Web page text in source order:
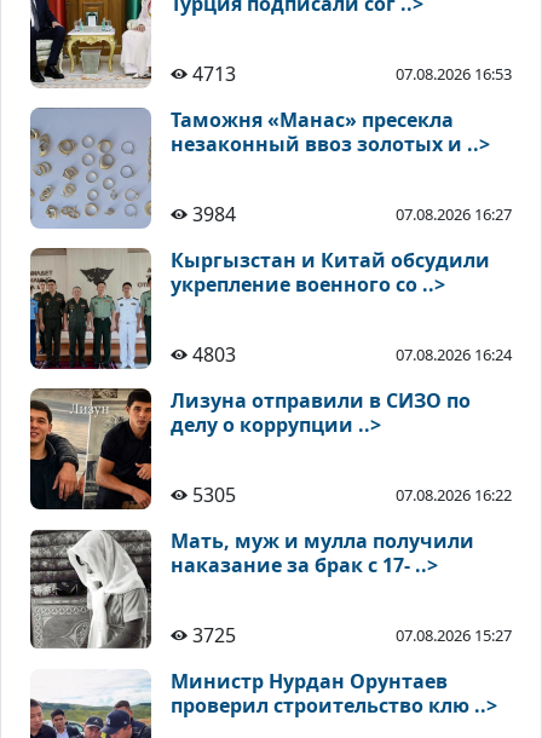
4713 07.08.2026 16:53
Таможня «Манас» пресекла
незаконный ввоз золотых и ..>
3984 07.08.2026 16:27
Кыргызстан и Китай обсудили
укрепление военного со ..>
4803 07.08.2026 16:24
Лизуна отправили в СИЗО по
делу о коррупции ..>
5305 07.08.2026 16:22
Мать, муж и мулла получили
наказание за брак с 17- ..>
3725 07.08.2026 15:27
Министр Нурдан Орунтаев
проверил строительство клю ..>